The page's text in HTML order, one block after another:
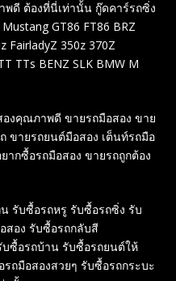
ดี ต้องที่นี่เท่านั้น กู๊ดคาร์รถซิ่ง
GT86 FT86 BRZ
FairladyZ 350z 370Z
TTs BENZ SLK BMW M
งคุณภาพดี ขายรถมือสอง ขาย
ขายรถยนต์มือสอง เต็นท์รถมือ
ากซื้อรถมือสอง ขายรถถูกต้อง
รับซื้อรถหรู รับซื้อรถซิ่ง รับ
สอง รับซื้อรถกลับสี
ซื้อรถบ้าน รับซื้อรถยนต์ให้
ถมือสองสวยๆ รับซื้อรถกระบะ